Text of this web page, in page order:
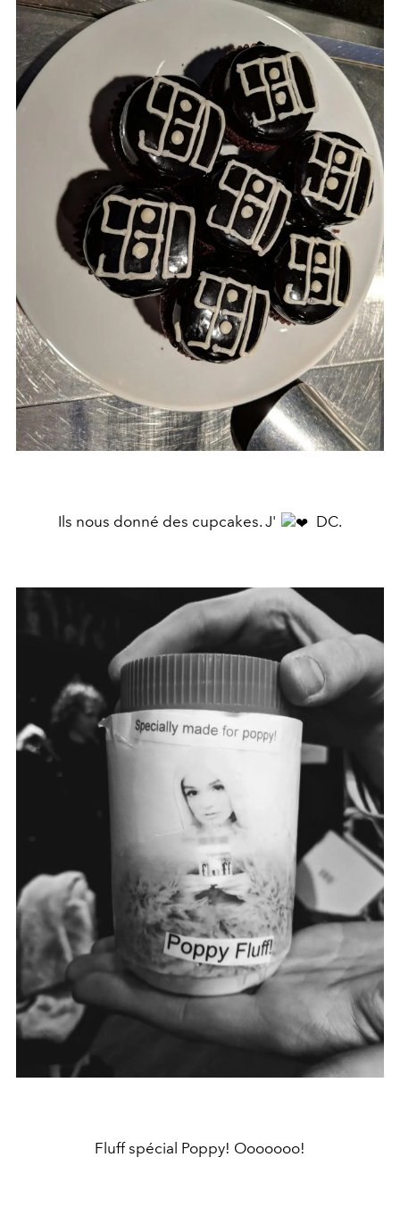
Ils nous donné des cupcakes. J' ️ DC.
Fluff spécial Poppy! Ooooooo!